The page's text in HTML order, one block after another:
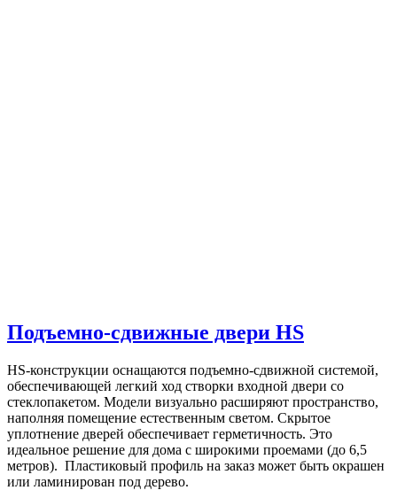
Подъемно-сдвижные двери HS
HS-конструкции оснащаются подъемно-сдвижной системой,
обеспечивающей легкий ход створки входной двери со
стеклопакетом. Модели визуально расширяют пространство,
наполняя помещение естественным светом. Скрытое
уплотнение дверей обеспечивает герметичность. Это
идеальное решение для дома с широкими проемами (до 6,5
метров). Пластиковый профиль на заказ может быть окрашен
или ламинирован под дерево.